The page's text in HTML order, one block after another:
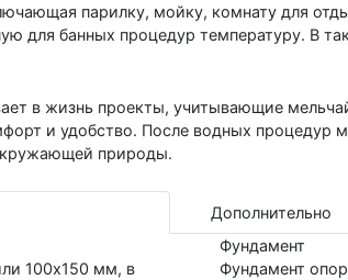
парилку, мойку, комнату для
для банных процедур температуру. В
в жизнь проекты, учитывающие
и удобство. После водных
природы.
Дополнительно
100х150 мм, в
Фундамент
Фундамент